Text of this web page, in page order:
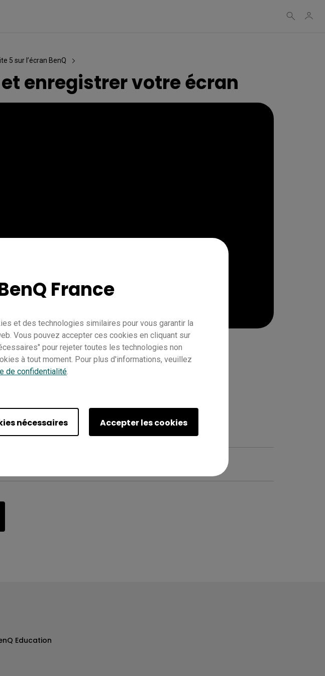
France
et des technologies similaires pour vous garantir la
Vous pouvez accepter ces cookies en cliquant sur
pour rejeter toutes les technologies non
à tout moment. Pour plus d'informations, veuillez
de confidentialité.
nécessaires Accepter les cookies
5 sur l’écran BenQ
enregistrer votre écran
Master RM02
Education